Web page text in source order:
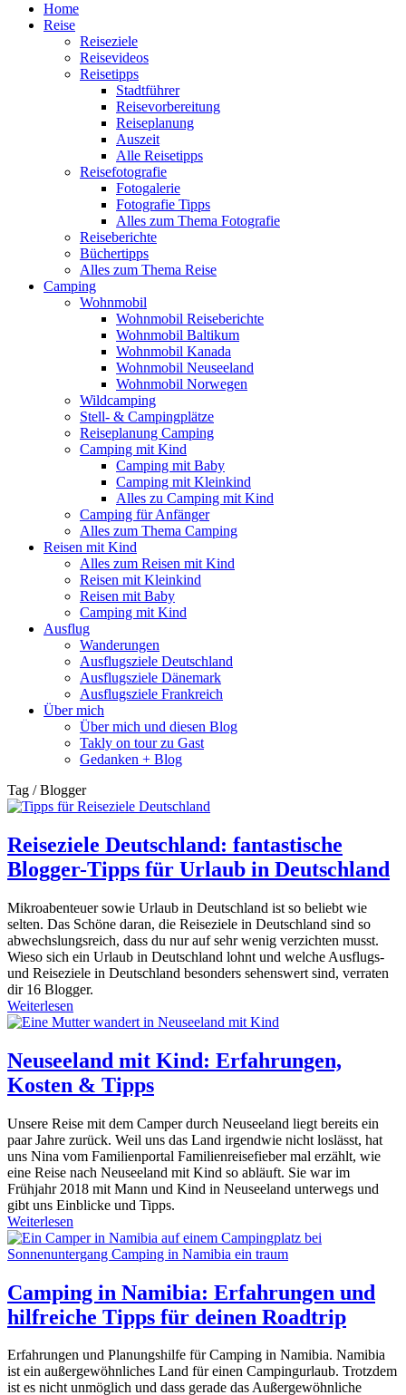
Home
Reise
Reiseziele
Reisevideos
Reisetipps
Stadtführer
Reisevorbereitung
Reiseplanung
Auszeit
Alle Reisetipps
Reisefotografie
Fotogalerie
Fotografie Tipps
Alles zum Thema Fotografie
Reiseberichte
Büchertipps
Alles zum Thema Reise
Camping
Wohnmobil
Wohnmobil Reiseberichte
Wohnmobil Baltikum
Wohnmobil Kanada
Wohnmobil Neuseeland
Wohnmobil Norwegen
Wildcamping
Stell- & Campingplätze
Reiseplanung Camping
Camping mit Kind
Camping mit Baby
Camping mit Kleinkind
Alles zu Camping mit Kind
Camping für Anfänger
Alles zum Thema Camping
Reisen mit Kind
Alles zum Reisen mit Kind
Reisen mit Kleinkind
Reisen mit Baby
Camping mit Kind
Ausflug
Wanderungen
Ausflugsziele Deutschland
Ausflugsziele Dänemark
Ausflugsziele Frankreich
Über mich
Über mich und diesen Blog
Takly on tour zu Gast
Gedanken + Blog
Tag / Blogger
Reiseziele Deutschland: fantastische
Blogger-Tipps für Urlaub in Deutschland
Mikroabenteuer sowie Urlaub in Deutschland ist so beliebt wie
selten. Das Schöne daran, die Reiseziele in Deutschland sind so
abwechslungsreich, dass du nur auf sehr wenig verzichten musst.
Wieso sich ein Urlaub in Deutschland lohnt und welche Ausflugs-
und Reiseziele in Deutschland besonders sehenswert sind, verraten
dir 16 Blogger.
Weiterlesen
Neuseeland mit Kind: Erfahrungen,
Kosten & Tipps
Unsere Reise mit dem Camper durch Neuseeland liegt bereits ein
paar Jahre zurück. Weil uns das Land irgendwie nicht loslässt, hat
uns Nina vom Familienportal Familienreisefieber mal erzählt, wie
eine Reise nach Neuseeland mit Kind so abläuft. Sie war im
Frühjahr 2018 mit Mann und Kind in Neuseeland unterwegs und
gibt uns Einblicke und Tipps.
Weiterlesen
Camping in Namibia: Erfahrungen und
hilfreiche Tipps für deinen Roadtrip
Erfahrungen und Planungshilfe für Camping in Namibia. Namibia
ist ein außergewöhnliches Land für einen Campingurlaub. Trotzdem
ist es nicht unmöglich und dass gerade das Außergewöhnliche